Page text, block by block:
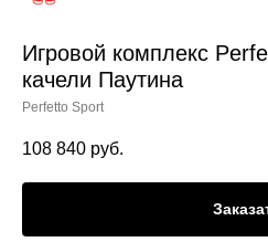
Игровой комплекс
качели Паутина
Perfetto Sport
108 840 руб.